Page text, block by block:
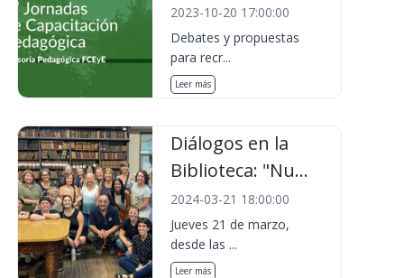
2023-10-20 17:00:00
Debates y propuestas
para recr...
Leer más
Diálogos en la
Biblioteca: "Nu...
2024-03-21 18:00:00
Jueves 21 de marzo,
desde las ...
Leer más